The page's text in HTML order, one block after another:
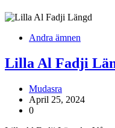
Andra ämnen
Lilla Al Fadji
Mudasra
April 25, 2024
0